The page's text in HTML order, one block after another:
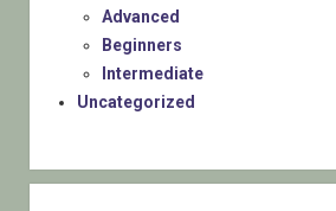
Advanced
Beginners
Intermediate
Uncategorized